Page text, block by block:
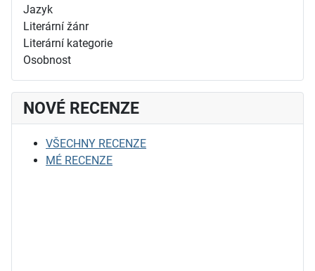
Jazyk
Literární žánr
Literární kategorie
Osobnost
NOVÉ RECENZE
VŠECHNY RECENZE
MÉ RECENZE